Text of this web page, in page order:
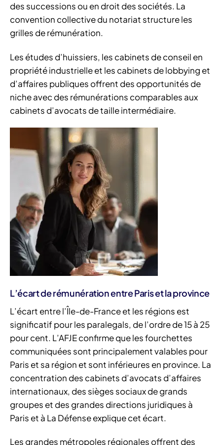
des successions ou en droit des sociétés. La
convention collective du notariat structure les
grilles de rémunération.
Les études d’huissiers, les cabinets de conseil en
propriété industrielle et les cabinets de lobbying et
d’affaires publiques offrent des opportunités de
niche avec des rémunérations comparables aux
cabinets d’avocats de taille intermédiaire.
L’écart de rémunération entre Paris et la province
L’écart entre l’Île-de-France et les régions est
significatif pour les paralegals, de l’ordre de 15 à 25
pour cent. L’AFJE confirme que les fourchettes
communiquées sont principalement valables pour
Paris et sa région et sont inférieures en province. La
concentration des cabinets d’avocats d’affaires
internationaux, des sièges sociaux de grands
groupes et des grandes directions juridiques à
Paris et à La Défense explique cet écart.
Les grandes métropoles régionales offrent des